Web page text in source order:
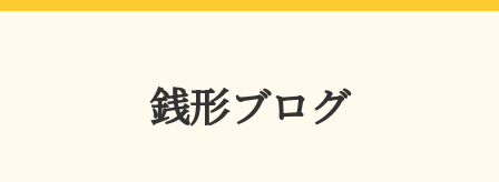
銭形ブログ